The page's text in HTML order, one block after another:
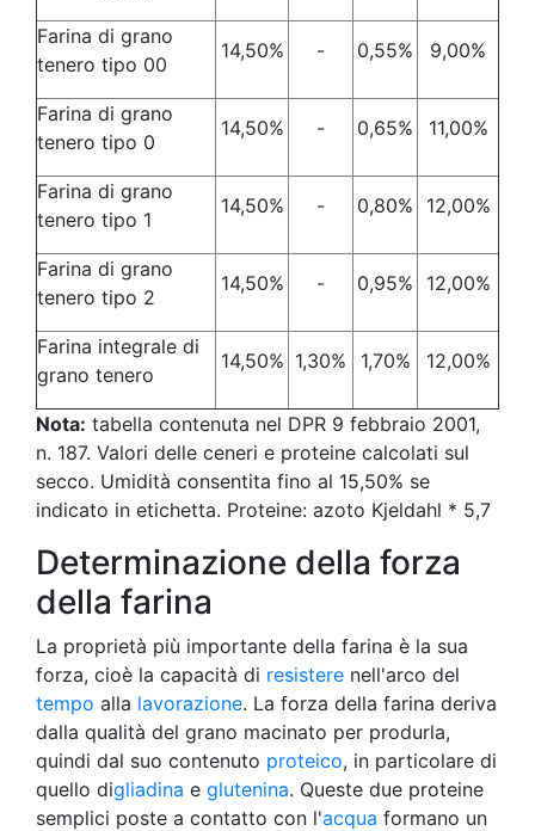
Farina di grano
tenero tipo 00
14,50% - 0,55% 9,00%
Farina di grano
tenero tipo 0
14,50% - 0,65% 11,00%
Farina di grano
tenero tipo 1
14,50% - 0,80% 12,00%
Farina di grano
tenero tipo 2
14,50% - 0,95% 12,00%
Farina integrale di
grano tenero
14,50% 1,30% 1,70% 12,00%
Nota: tabella contenuta nel DPR 9 febbraio 2001,
n. 187. Valori delle ceneri e proteine calcolati sul
secco. Umidità consentita fino al 15,50% se
indicato in etichetta. Proteine: azoto Kjeldahl * 5,7
Determinazione della forza
della farina
La proprietà più importante della farina è la sua
forza, cioè la capacità di resistere nell'arco del
tempo alla lavorazione. La forza della farina deriva
dalla qualità del grano macinato per produrla,
quindi dal suo contenuto proteico, in particolare di
quello digliadina e glutenina. Queste due proteine
semplici poste a contatto con l'acqua formano un